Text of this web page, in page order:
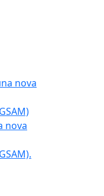
nova edició del Grup
nova